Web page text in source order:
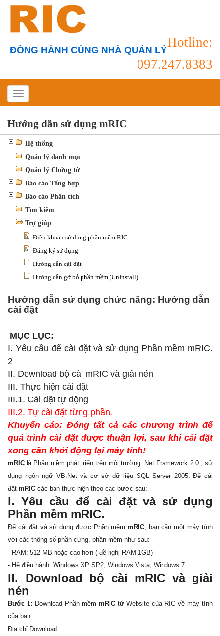
ĐỒNG HÀNH CÙNG NHÀ QUẢN LÝ
Hotline:
097.247.8383
Hướng dẫn sử dụng mRIC
Hệ thống
Quản lý danh mục
Quản lý Chứng từ
Báo cáo Tổng hợp
Báo cáo Phân tích
Tìm kiếm
Trợ giúp
Điều khoản sử dụng phần mềm RIC
Đăng ký sử dụng
Hướng dẫn cài đặt
Hướng dẫn gỡ bỏ phần mềm (UnInstall)
Hướng dẫn sử dụng chức năng: Hướng dẫn
cài đặt
MỤC LỤC:
I. Yêu cầu để cài đặt và sử dụng Phần mềm mRIC.
2
II. Download bộ cài mRIC và giải nén
III. Thực hiện cài đặt
III.1. Cài đặt tự động
III.2. Tự cài đặt từng phần.
Khuyến cáo: Đóng tất cả các chương trình để
quá trình cài đặt được thuận lợi, sau khi cài đặt
xong cần khởi động lại máy tính!
mRIC là Phần mềm phát triển trên môi trường .Net Framework 2.0 , sử
dụng ngôn ngữ VB.Net và cơ sở dữ liệu SQL Server 2005. Để cài
đặt mRIC các bạn thực hiện theo các bước sau:
I. Yêu cầu để cài đặt và sử dụng
Phần mềm mRIC.
Để cài đặt và sử dụng được Phần mềm mRIC, bạn cần một máy tính
với các thông số phần cứng, phần mềm như sau:
- RAM: 512 MB hoặc cao hơn ( đề nghị RAM 1GB)
- Hệ điều hành: Windows XP SP2, Windows Vista, Windows 7
II. Download bộ cài mRIC và giải
nén
Bước 1: Download Phần mềm mRICtừ Website của RIC về máy tính
của bạn.
Địa chỉ Download: